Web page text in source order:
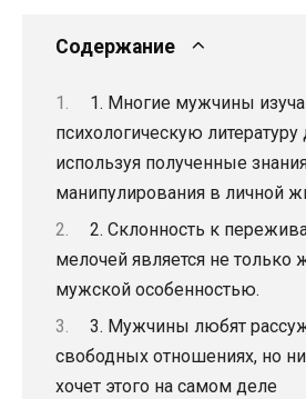
Содержание
1. Многие мужчины
психологическую
используя полученные
манипулирования в личной
2. Склонность к
мелочей является не только
мужской особенностью.
3. Мужчины любят
свободных отношениях, но
хочет этого на самом деле